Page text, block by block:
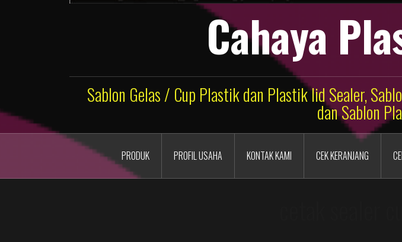
Cahaya
Sablon Gelas / Cup Plastik dan Plastik lid Sealer,
dan Sablon
PRODUK PROFIL USAHA KONTAK KAMI CEK KERANJANG